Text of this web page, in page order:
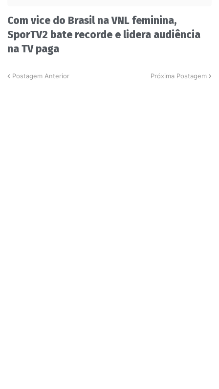
Com vice do Brasil na VNL feminina,
SporTV2 bate recorde e lidera audiência
na TV paga
Postagem Anterior Próxima Postagem